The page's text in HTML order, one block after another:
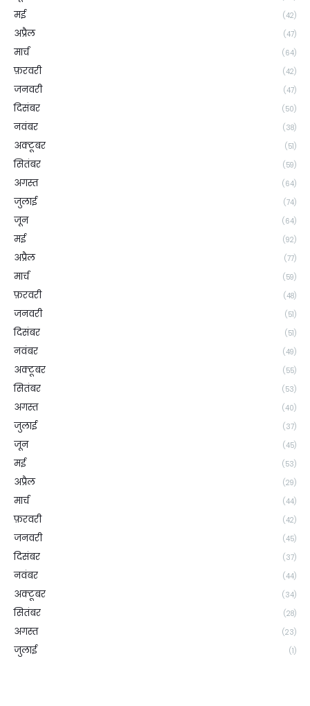
मई (42)
अप्रैल (47)
मार्च (64)
फ़रवरी (42)
जनवरी (47)
दिसंबर (50)
नवंबर (38)
अक्टूबर (51)
सितंबर (59)
अगस्त (64)
जुलाई (74)
जून (64)
मई (92)
अप्रैल (77)
मार्च (59)
फ़रवरी (48)
जनवरी (51)
दिसंबर (51)
नवंबर (49)
अक्टूबर (55)
सितंबर (53)
अगस्त (40)
जुलाई (37)
जून (45)
मई (53)
अप्रैल (29)
मार्च (44)
फ़रवरी (42)
जनवरी (45)
दिसंबर (37)
नवंबर (44)
अक्टूबर (34)
सितंबर (28)
अगस्त (23)
जुलाई (1)